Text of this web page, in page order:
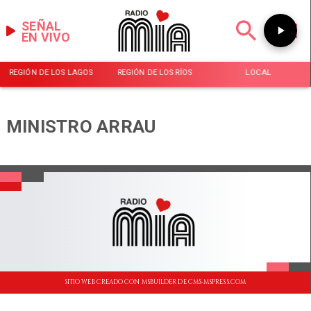
EN VIVO
SEÑAL
REGIÓN DE LOS LAGOS REGIÓN DE LOS RÍOS LOCAL
MINISTRO ARRAU
SITIO WEB CREADO CON MSBUILDER DE CMS-MSPRESS.COM